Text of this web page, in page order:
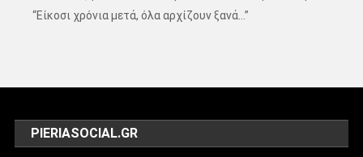
“Είκοσι χρόνια μετά, όλα αρχίζουν ξανά…”
PIERIASOCIAL.GR